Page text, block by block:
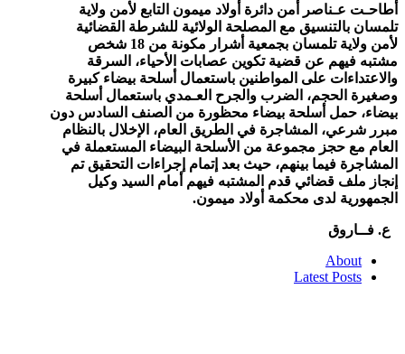
أطاحـت عـناصر أمن دائرة أولاد ميمون التابع لأمن ولاية
تلمسان بالتنسيق مع المصلحة الولائية للشرطة القضائية
لأمن ولاية تلمسان بجمعية أشرار مكونة من 18 شخص
مشتبه فيهم عن قضية تكوين عصابات الأحياء، السرقة
والاعتداءات على المواطنين باستعمال أسلحة بيضاء كبيرة
وصغيرة الحجم، الضرب والجرح العـمدي باستعمال أسلحة
بيضاء، حمل أسلحة بيضاء محظورة من الصنف السادس دون
مبرر شرعي، المشاجرة في الطريق العام، الإخلال بالنظام
العام مع حجز مجموعة من الأسلحة البيضاء المستعملة في
المشاجرة فيما بينهم، حيث بعد إتمام إجراءات التحقيق تم
إنجاز ملف قضائي قدم المشتبه فيهم أمام السيد وكيل
الجمهورية لدى محكمة أولاد ميمون.
ع. فــاروق
About
Latest Posts